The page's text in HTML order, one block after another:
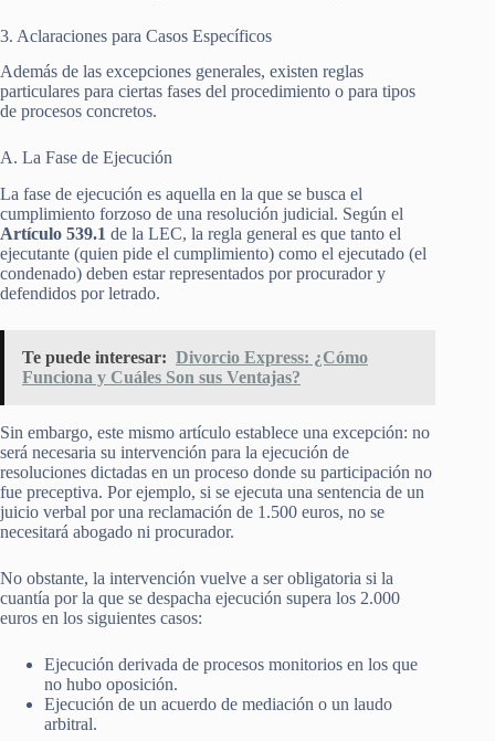
3. Aclaraciones para Casos Específicos
Además de las excepciones generales, existen reglas
particulares para ciertas fases del procedimiento o para tipos
de procesos concretos.
A. La Fase de Ejecución
La fase de ejecución es aquella en la que se busca el
cumplimiento forzoso de una resolución judicial. Según el
Artículo 539.1 de la LEC, la regla general es que tanto el
ejecutante (quien pide el cumplimiento) como el ejecutado (el
condenado) deben estar representados por procurador y
defendidos por letrado.
Te puede interesar: Divorcio Express: ¿Cómo
Funciona y Cuáles Son sus Ventajas?
Sin embargo, este mismo artículo establece una excepción: no
será necesaria su intervención para la ejecución de
resoluciones dictadas en un proceso donde su participación no
fue preceptiva. Por ejemplo, si se ejecuta una sentencia de un
juicio verbal por una reclamación de 1.500 euros, no se
necesitará abogado ni procurador.
No obstante, la intervención vuelve a ser obligatoria si la
cuantía por la que se despacha ejecución supera los 2.000
euros en los siguientes casos:
Ejecución derivada de procesos monitorios en los que
no hubo oposición.
Ejecución de un acuerdo de mediación o un laudo
arbitral.